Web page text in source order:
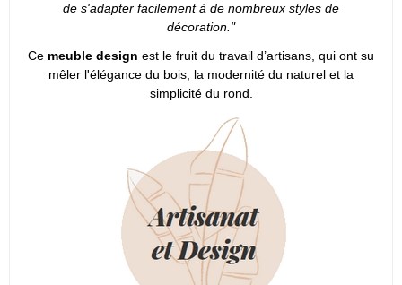
de s'adapter facilement à de nombreux styles de
décoration."
Ce meuble design est le fruit du travail d’artisans, qui ont su
mêler l'élégance du bois, la modernité du naturel et la
simplicité du rond.